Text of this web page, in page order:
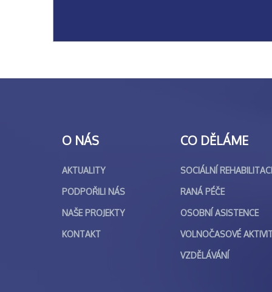
O NÁS
AKTUALITY
PODPOŘILI NÁS
NAŠE PROJEKTY
KONTAKT
CO DĚLÁME
SOCIÁLNÍ
RANÁ PÉČE
OSOBNÍ ASISTENCE
VOLNOČASOVÉ
VZDĚLÁVÁNÍ